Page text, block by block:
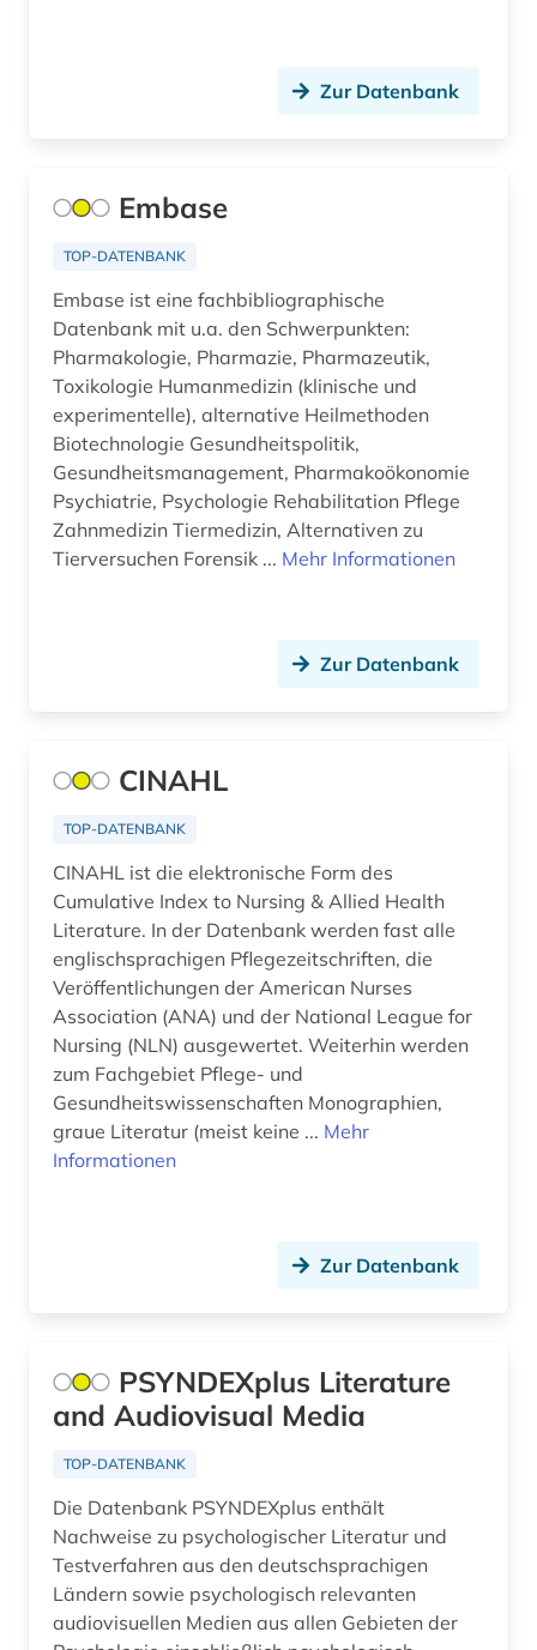
apologetik (1)
aquakultur (10)
aquarell (1)
arabisch (6)
arabische staaten (1)
arabischer frühling (1)
arabistik (2)
arbeitsfeld (1)
arbeitslosigkeit (1)
arbeitsmarktforschung (2)
arbeitsmarktpolitik (1)
arbeitsplanung (1)
architekt (1)
architekturzeitschrift (1)
archival documents (1)
Suedamerika (12)
Suedostasien (3)
Suedosteuropa (7)
Thueringen (5)
Tschechische Republik (20)
Tuerkei (6)
USA (46)
Vatikanstadt (1)
Zur Datenbank
Embase
TOP-DATENBANK
Embase ist eine fachbibliographische
Datenbank mit u.a. den Schwerpunkten:
Pharmakologie, Pharmazie, Pharmazeutik,
Toxikologie Humanmedizin (klinische und
experimentelle), alternative Heilmethoden
Biotechnologie Gesundheitspolitik,
Gesundheitsmanagement, Pharmakoökonomie
Psychiatrie, Psychologie Rehabilitation Pflege
Zahnmedizin Tiermedizin, Alternativen zu
Tierversuchen Forensik ... Mehr Informationen
Zur Datenbank
CINAHL
TOP-DATENBANK
CINAHL ist die elektronische Form des
Cumulative Index to Nursing & Allied Health
Literature. In der Datenbank werden fast alle
englischsprachigen Pflegezeitschriften, die
Veröffentlichungen der American Nurses
Association (ANA) und der National League for
Nursing (NLN) ausgewertet. Weiterhin werden
zum Fachgebiet Pflege- und
Gesundheitswissenschaften Monographien,
graue Literatur (meist keine ... Mehr
Informationen
Zur Datenbank
PSYNDEXplus Literature
and Audiovisual Media
TOP-DATENBANK
Die Datenbank PSYNDEXplus enthält
Nachweise zu psychologischer Literatur und
Testverfahren aus den deutschsprachigen
Ländern sowie psychologisch relevanten
audiovisuellen Medien aus allen Gebieten der